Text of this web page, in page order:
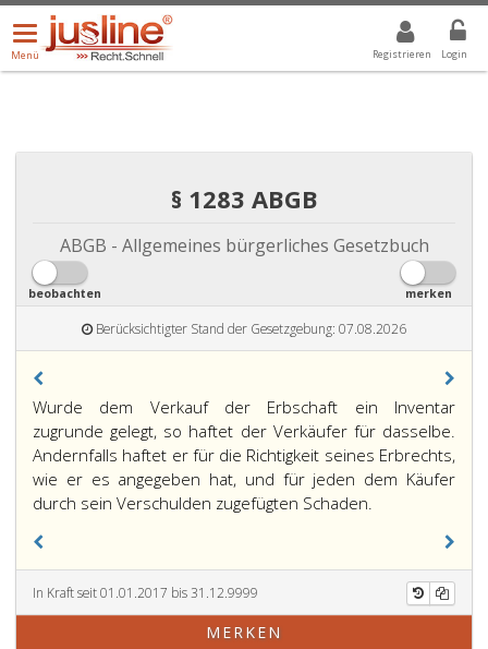
Registrieren Login
Menü
öffnen/schließen
Menü
ALLE DROPDOWN: GEWÄHLTER WERT IST ALLE
§ 1283 ABGB
ABGB - Allgemeines bürgerliches Gesetzbuch
beobachten merken
Berücksichtigter Stand der Gesetzgebung: 07.08.2026
Paragraph
1283,
Wurde dem Verkauf der Erbschaft ein Inventar
zugrunde gelegt, so haftet der Verkäufer für dasselbe.
Andernfalls haftet er für die Richtigkeit seines Erbrechts,
wie er es angegeben hat, und für jeden dem Käufer
durch sein Verschulden zugefügten Schaden.
In Kraft seit 01.01.2017 bis 31.12.9999
MERKEN